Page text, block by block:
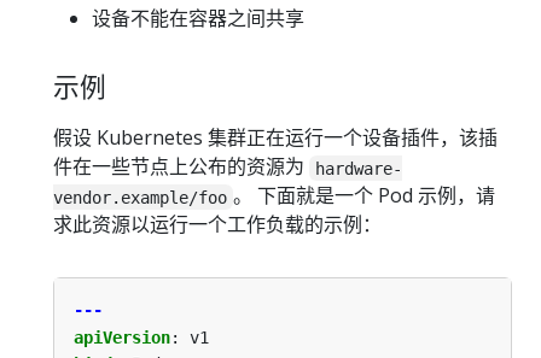
设备不能在容器之间共享
示例
假设 Kubernetes 集群正在运行一个设备插件，该插
件在一些节点上公布的资源为
hardware-
vendor.example/foo 。 下面就是一个 Pod 示例，请
求此资源以运行一个工作负载的示例：
---
apiVersion:
v1